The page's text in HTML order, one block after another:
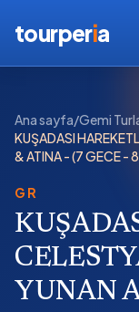
tourperia
Ana sayfa/Gemi
KUŞADASI
& ATINA - (7 GECE -
GR
YUNAN